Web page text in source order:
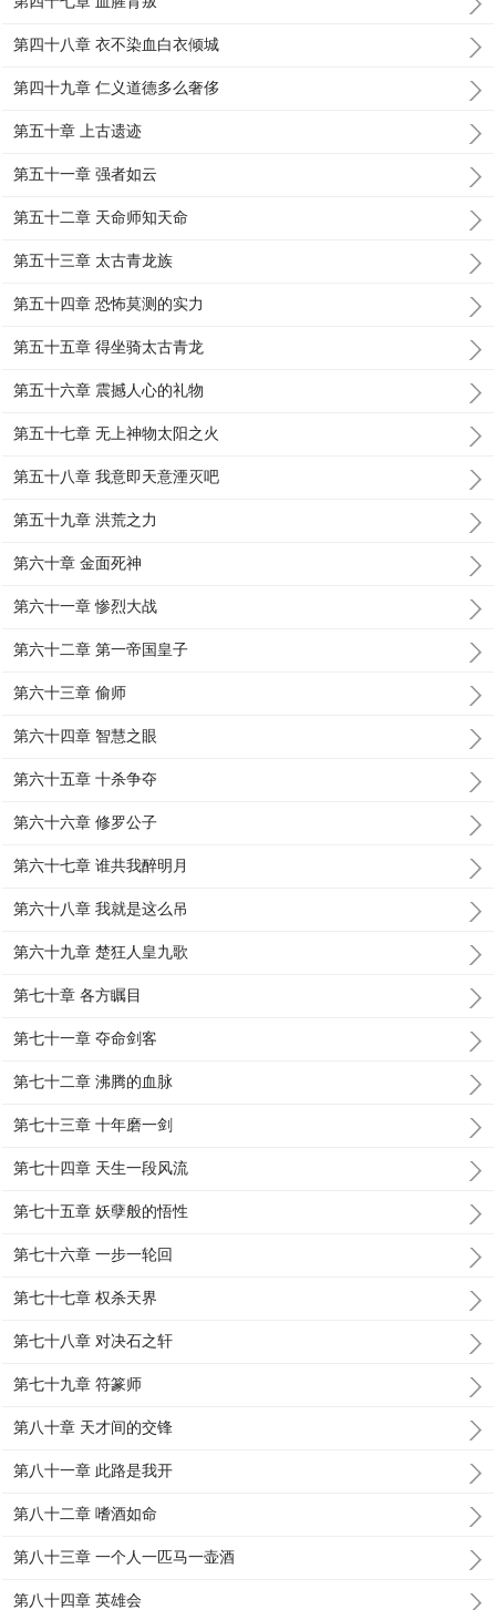
第四十八章 衣不染血白衣倾城
第四十九章 仁义道德多么奢侈
第五十章 上古遗迹
第五十一章 强者如云
第五十二章 天命师知天命
第五十三章 太古青龙族
第五十四章 恐怖莫测的实力
第五十五章 得坐骑太古青龙
第五十六章 震撼人心的礼物
第五十七章 无上神物太阳之火
第五十八章 我意即天意湮灭吧
第五十九章 洪荒之力
第六十章 金面死神
第六十一章 惨烈大战
第六十二章 第一帝国皇子
第六十三章 偷师
第六十四章 智慧之眼
第六十五章 十杀争夺
第六十六章 修罗公子
第六十七章 谁共我醉明月
第六十八章 我就是这么吊
第六十九章 楚狂人皇九歌
第七十章 各方瞩目
第七十一章 夺命剑客
第七十二章 沸腾的血脉
第七十三章 十年磨一剑
第七十四章 天生一段风流
第七十五章 妖孽般的悟性
第七十六章 一步一轮回
第七十七章 权杀天界
第七十八章 对决石之轩
第七十九章 符篆师
第八十章 天才间的交锋
第八十一章 此路是我开
第八十二章 嗜酒如命
第八十三章 一个人一匹马一壶酒
第八十四章 英雄会